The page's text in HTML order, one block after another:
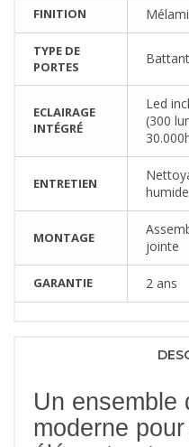
FINITION
TYPE DE
PORTES
ECLAIRAGE
INTÉGRÉ
Led
(300
ENTRETIEN
MONTAGE
jointe
GARANTIE 2 ans
Un ensemble
moderne